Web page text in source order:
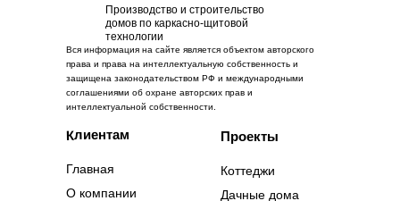
Вся информация на сайте является объектом авторского
права и права на интеллектуальную собственность и
защищена законодательством РФ и международными
соглашениями об охране авторских прав и
интеллектуальной собственности.
Клиентам Проекты
Коттеджи
Дачные дома
Главная
О компании
Производство и строительство
домов по каркасно-щитовой
технологии